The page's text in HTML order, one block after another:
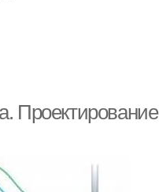
Проектирование